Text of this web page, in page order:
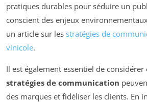
pratiques durables pour séduire un
conscient des enjeux
un article sur les stratégies de
vinicole.
Il est également essentiel de
stratégies de communication
des marques et fidéliser les clients. En